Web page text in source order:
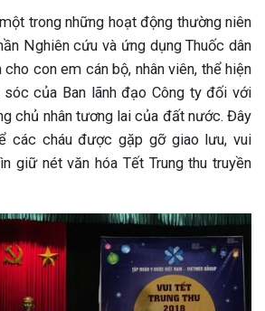
trong những hoạt động thường niên
Nghiên cứu và ứng dụng Thuốc dân
con em cán bộ, nhân viên, thể hiện
của Ban lãnh đạo Công ty đối với
chủ nhân tương lai của đất nước. Đây
các cháu được gặp gỡ giao lưu, vui
giữ nét văn hóa Tết Trung thu truyền